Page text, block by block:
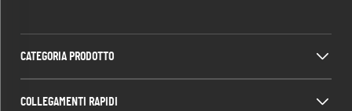
CATEGORIA PRODOTTO
COLLEGAMENTI RAPIDI